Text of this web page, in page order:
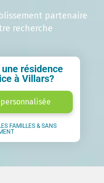
partenaire
recherche
résidence
à Villars?
FAMILLES & SANS